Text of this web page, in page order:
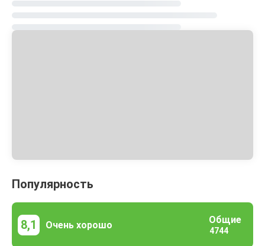
Популярность
8,1 Очень хорошо Общие
4744